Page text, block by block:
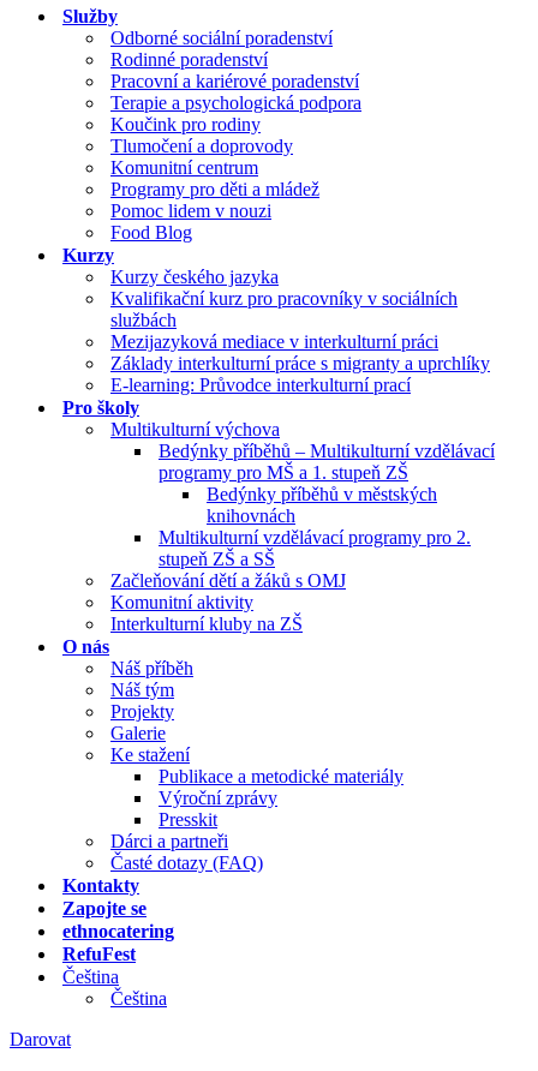
Služby
Odborné sociální poradenství
Rodinné poradenství
Pracovní a kariérové poradenství
Terapie a psychologická podpora
Koučink pro rodiny
Tlumočení a doprovody
Komunitní centrum
Programy pro děti a mládež
Pomoc lidem v nouzi
Food Blog
Kurzy
Kurzy českého jazyka
Kvalifikační kurz pro pracovníky v sociálních
službách
Mezijazyková mediace v interkulturní práci
Základy interkulturní práce s migranty a uprchlíky
E-learning: Průvodce interkulturní prací
Pro školy
Multikulturní výchova
Bedýnky příběhů – Multikulturní vzdělávací
programy pro MŠ a 1. stupeň ZŠ
Bedýnky příběhů v městských
knihovnách
Multikulturní vzdělávací programy pro 2.
stupeň ZŠ a SŠ
Začleňování dětí a žáků s OMJ
Komunitní aktivity
Interkulturní kluby na ZŠ
O nás
Náš příběh
Náš tým
Projekty
Galerie
Ke stažení
Publikace a metodické materiály
Výroční zprávy
Presskit
Dárci a partneři
Časté dotazy (FAQ)
Kontakty
Zapojte se
ethnocatering
RefuFest
Čeština
Čeština
Darovat